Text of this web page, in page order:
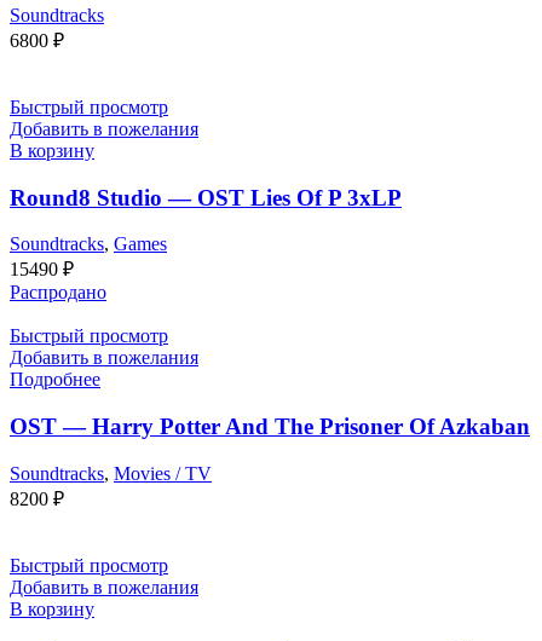
Soundtracks
6800 ₽
Быстрый просмотр
Добавить в пожелания
В корзину
Round8 Studio — OST Lies Of P 3xLP
Soundtracks, Games
15490 ₽
Распродано
Быстрый просмотр
Добавить в пожелания
Подробнее
OST — Harry Potter And The Prisoner Of Azkaban
Soundtracks, Movies / TV
8200 ₽
Быстрый просмотр
Добавить в пожелания
В корзину